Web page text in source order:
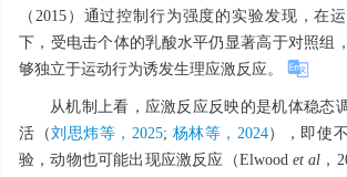
（2015）通过控制行为强度的实验发现，在
下，受电击个体的乳酸水平仍显著高于对照组
够独立于运动行为诱发生理应激反应。
从机制上看，应激反应反映的是机体稳态
活（刘思炜等，2025; 杨林等，2024），即使
验，动物也可能出现应激反应（Elwood et al ，